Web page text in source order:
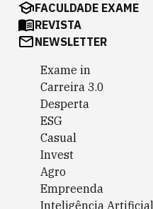
FACULDADE EXAME
REVISTA
NEWSLETTER
Exame in
Carreira 3.0
Desperta
ESG
Casual
Invest
Agro
Empreenda
Inteligência Artificial